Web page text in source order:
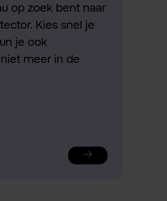
op zoek bent naar
Kies snel je
je ook
meer in de